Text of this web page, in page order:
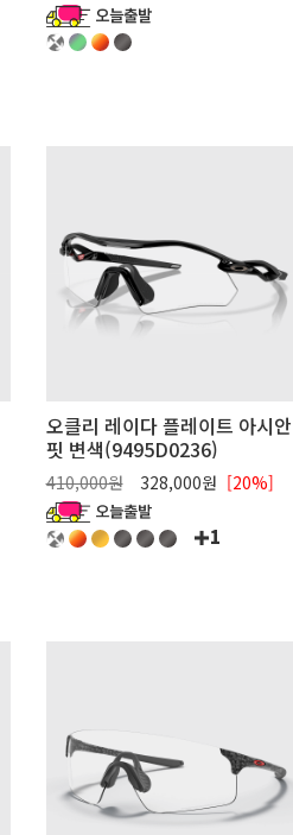
오클리 레이다 플레이트 아시안
핏 변색(9495D0236)
410,000원 328,000원 [20%]
1